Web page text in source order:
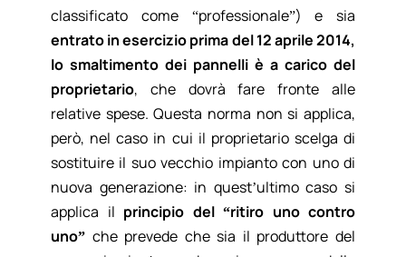
classificato come “professionale”) e sia
entrato in esercizio prima del 12 aprile 2014,
lo smaltimento dei pannelli è a carico del
proprietario, che dovrà fare fronte alle
relative spese. Questa norma non si applica,
però, nel caso in cui il proprietario scelga di
sostituire il suo vecchio impianto con uno di
nuova generazione: in quest’ultimo caso si
applica il principio del “ritiro uno contro
uno” che prevede che sia il produttore del